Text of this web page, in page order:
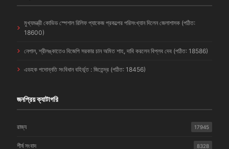
মুখ্যমন্ত্রী কোভিড স্পেশাল রিলিফ প্যাকেজ প্রকল্পের পরিসংখ্যান দিলেন জেলাশাসক (পঠিত:
18600)
নেপাল, শ্রীলঙ্কাতেও বিজেপি সরকার চান অমিত শাহ, দাবি করলেন বিপ্লব দেব (পঠিত: 18586)
এডহক পদোন্নতি সংবিধান বহির্ভূত : জিতেন্দ্র (পঠিত: 18456)
জনপ্রিয় ক্যাটাগরি
রাজ্য 17945
শীর্ষ সংবাদ 8328